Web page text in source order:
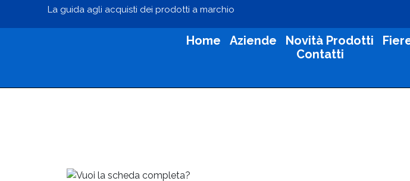
La guida agli acquisti dei prodotti a marchio
Home Aziende Novità Prodotti
Contatti